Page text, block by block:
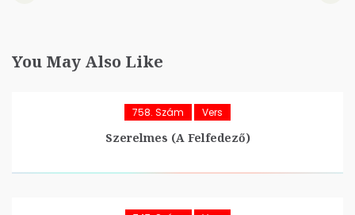
You May Also Like
758. Szám Vers
Szerelmes (A Felfedező)